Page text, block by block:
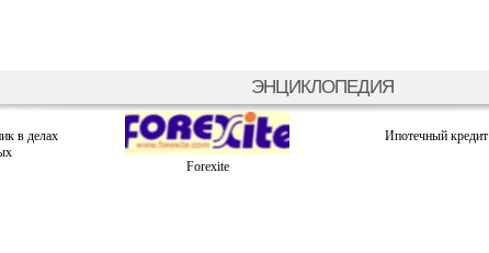
ЭНЦИКЛОПЕДИЯ
в делах
Forexite
Ипотечный кредит